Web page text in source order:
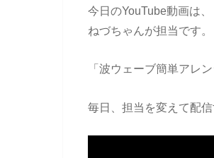
今日のYouTube動画は、
ねづちゃんが担当です。
「波ウェーブ簡単アレ
毎日、担当を変えて配